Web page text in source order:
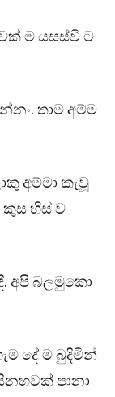
ම යසස්වි ට
තාම අම්ම
අම්මා කැවූ
හිස් ව
අපි බලමුකො
දේ ම බුදිමින්
පානා